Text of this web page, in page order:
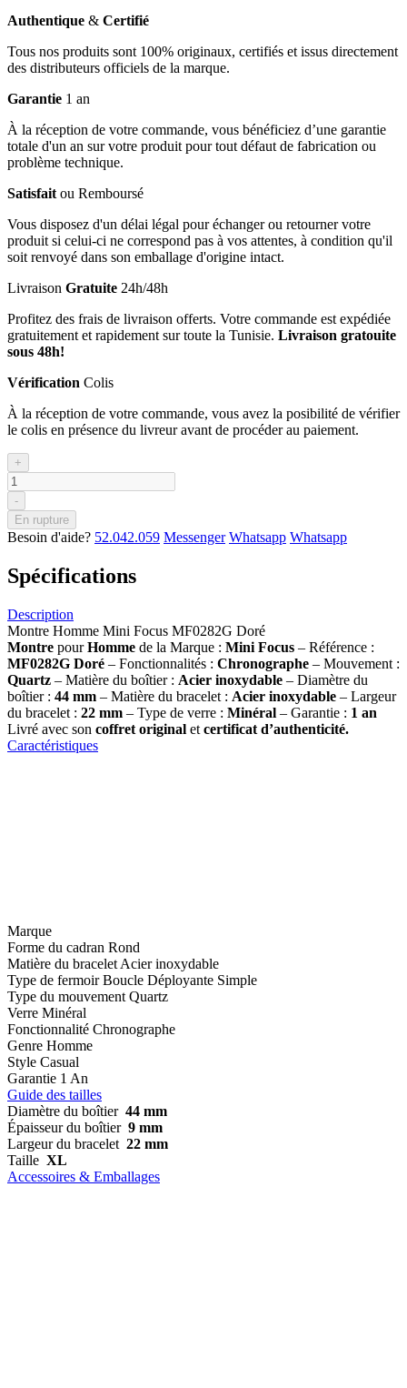
Authentique & Certifié
Tous nos produits sont 100% originaux, certifiés et issus directement
des distributeurs officiels de la marque.
Garantie 1 an
À la réception de votre commande, vous bénéficiez d’une garantie
totale d'un an sur votre produit pour tout défaut de fabrication ou
problème technique.
Satisfait ou Remboursé
Vous disposez d'un délai légal pour échanger ou retourner votre
produit si celui-ci ne correspond pas à vos attentes, à condition qu'il
soit renvoyé dans son emballage d'origine intact.
Livraison Gratuite 24h/48h
Profitez des frais de livraison offerts. Votre commande est expédiée
gratuitement et rapidement sur toute la Tunisie. Livraison gratouite
sous 48h!
Vérification Colis
À la réception de votre commande, vous avez la posibilité de vérifier
le colis en présence du livreur avant de procéder au paiement.
+
-
En rupture
Besoin d'aide? 52.042.059 Messenger Whatsapp Whatsapp
Spécifications
Description
Montre Homme Mini Focus MF0282G Doré
Montre pourHomme de la Marque : Mini Focus – Référence :
MF0282G Doré – Fonctionnalités : Chronographe – Mouvement :
Quartz – Matière du boîtier : Acier inoxydable – Diamètre du
boîtier : 44 mm – Matière du bracelet : Acier inoxydable – Largeur
du bracelet : 22 mm – Type de verre : Minéral – Garantie : 1 an
Livré avec son coffret original et certificat d’authenticité.
Caractéristiques
Marque
Forme du cadran Rond
Matière du bracelet Acier inoxydable
Type de fermoir Boucle Déployante Simple
Type du mouvement Quartz
Verre Minéral
Fonctionnalité Chronographe
Genre Homme
Style Casual
Garantie 1 An
Guide des tailles
Diamètre du boîtier 44 mm
Épaisseur du boîtier 9 mm
Largeur du bracelet 22 mm
Taille XL
Accessoires & Emballages